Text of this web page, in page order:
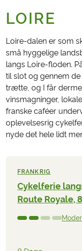
FRANKRIG
Cykelferie
Route Royale,
LOIRE
Loire-dalen er som
små hyggelige
langs Loire-floden.
til slot og gennem
trætte, og I får
vinsmagninger,
franske caféer
oplevelsesrig
nyde det hele lidt